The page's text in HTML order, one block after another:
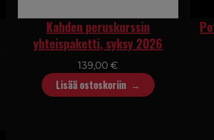
Kahden peruskurssin
yhteispaketti, syksy 2026
139,00€
Lisää ostoskoriin